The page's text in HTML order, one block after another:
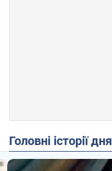
Головні історії дня